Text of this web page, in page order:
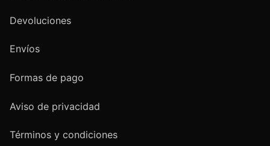
Devoluciones
Envíos
Formas de pago
Aviso de privacidad
Términos y condiciones